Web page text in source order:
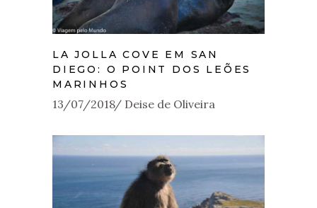
LA JOLLA COVE EM SAN
DIEGO: O POINT DOS LEÕES
MARINHOS
13/07/2018 Deise de Oliveira